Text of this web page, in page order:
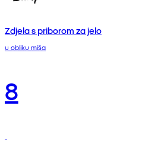
Zdjela s priborom za jelo
u obliku miša
8